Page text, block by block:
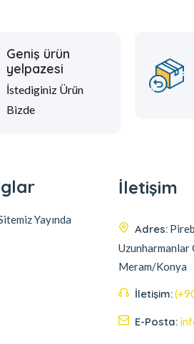
Geniş ürün
yelpazesi
İstediginiz Ürün
Bizde
Yayında
İletişim
Adres:
Meram/Konya
İletişim:
E-Posta: